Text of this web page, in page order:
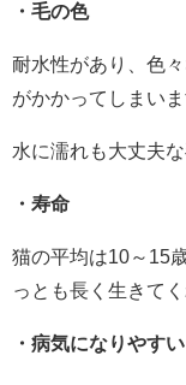
・毛の色
耐水性があり、色
がかかってしまいま
水に濡れも大丈夫
・寿命
猫の平均は10～15
っとも長く生きて
・病気になりやすい